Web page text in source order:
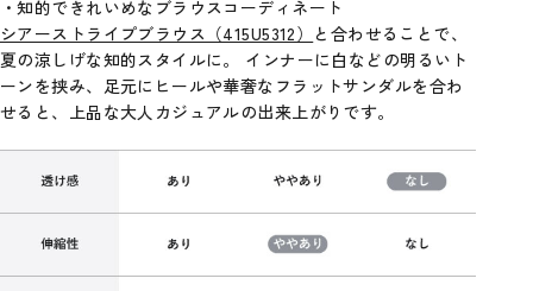
・知的できれいめなブラウスコーディネート
シアーストライプブラウス（415U5312） と合わせることで、
夏の涼しげな知的スタイルに。 インナーに白などの明るいト
ーンを挟み、足元にヒールや華奢なフラットサンダルを合わ
せると、上品な大人カジュアルの出来上がりです。